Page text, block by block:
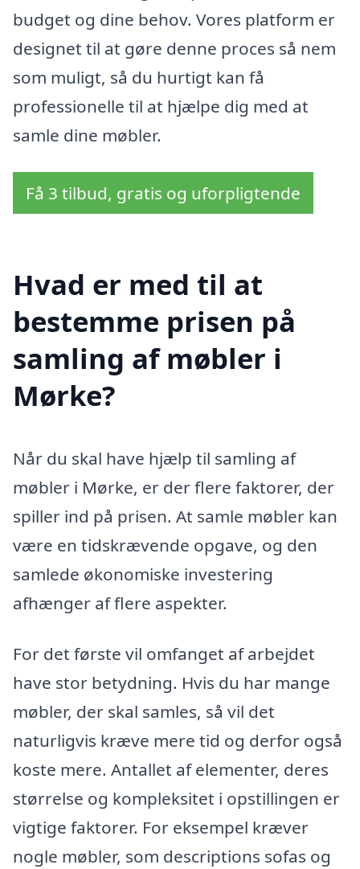
budget og dine behov. Vores platform er
designet til at gøre denne proces så nem
som muligt, så du hurtigt kan få
professionelle til at hjælpe dig med at
samle dine møbler.
Få 3 tilbud, gratis og uforpligtende
Hvad er med til at
bestemme prisen på
samling af møbler i
Mørke?
Når du skal have hjælp til samling af
møbler i Mørke, er der flere faktorer, der
spiller ind på prisen. At samle møbler kan
være en tidskrævende opgave, og den
samlede økonomiske investering
afhænger af flere aspekter.
For det første vil omfanget af arbejdet
have stor betydning. Hvis du har mange
møbler, der skal samles, så vil det
naturligvis kræve mere tid og derfor også
koste mere. Antallet af elementer, deres
størrelse og kompleksitet i opstillingen er
vigtige faktorer. For eksempel kræver
nogle møbler, som descriptions sofas og